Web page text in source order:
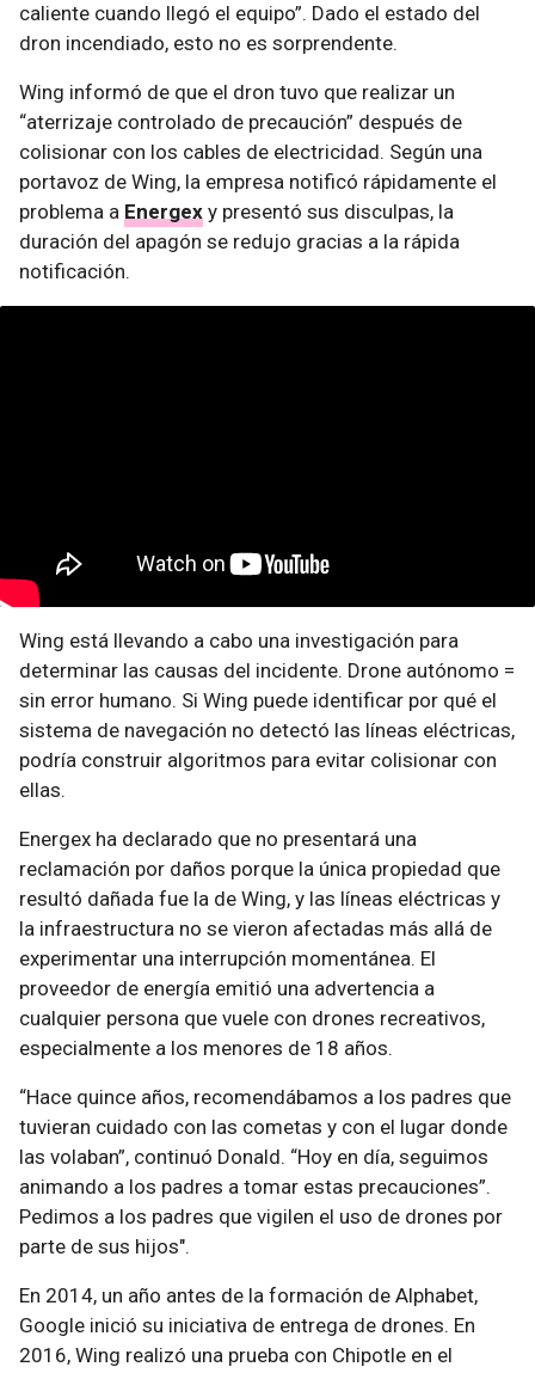
caliente cuando llegó el equipo”. Dado el estado del
dron incendiado, esto no es sorprendente.
Wing informó de que el dron tuvo que realizar un
“aterrizaje controlado de precaución” después de
colisionar con los cables de electricidad. Según una
portavoz de Wing, la empresa notificó rápidamente el
problema a Energex y presentó sus disculpas, la
duración del apagón se redujo gracias a la rápida
notificación.
Wing está llevando a cabo una investigación para
determinar las causas del incidente. Drone autónomo =
sin error humano. Si Wing puede identificar por qué el
sistema de navegación no detectó las líneas eléctricas,
podría construir algoritmos para evitar colisionar con
ellas.
Energex ha declarado que no presentará una
reclamación por daños porque la única propiedad que
resultó dañada fue la de Wing, y las líneas eléctricas y
la infraestructura no se vieron afectadas más allá de
experimentar una interrupción momentánea. El
proveedor de energía emitió una advertencia a
cualquier persona que vuele con drones recreativos,
especialmente a los menores de 18 años.
“Hace quince años, recomendábamos a los padres que
tuvieran cuidado con las cometas y con el lugar donde
las volaban”, continuó Donald. “Hoy en día, seguimos
animando a los padres a tomar estas precauciones”.
Pedimos a los padres que vigilen el uso de drones por
parte de sus hijos".
En 2014, un año antes de la formación de Alphabet,
Google inició su iniciativa de entrega de drones. En
2016, Wing realizó una prueba con Chipotle en el